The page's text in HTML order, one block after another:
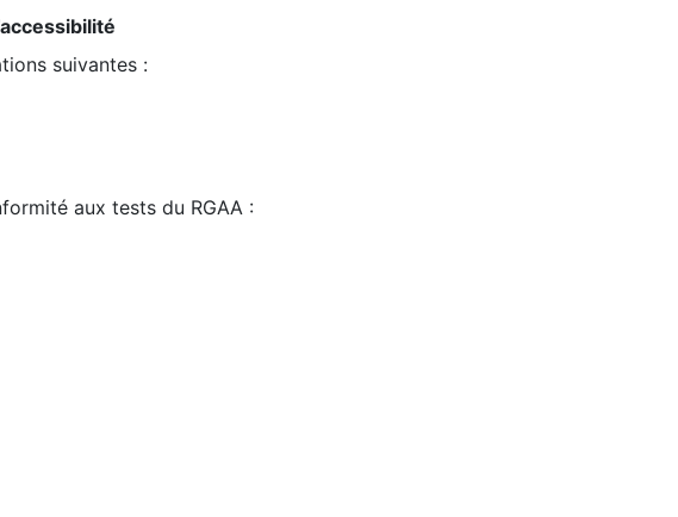
suivantes :
aux tests du RGAA :